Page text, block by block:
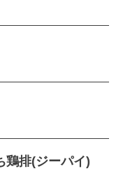
鶏排(ジーパイ)